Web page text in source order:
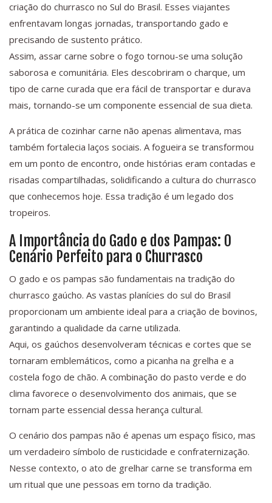
criação do churrasco no Sul do Brasil. Esses viajantes
enfrentavam longas jornadas, transportando gado e
precisando de sustento prático.
Assim, assar carne sobre o fogo tornou-se uma solução
saborosa e comunitária. Eles descobriram o charque, um
tipo de carne curada que era fácil de transportar e durava
mais, tornando-se um componente essencial de sua dieta.
A prática de cozinhar carne não apenas alimentava, mas
também fortalecia laços sociais. A fogueira se transformou
em um ponto de encontro, onde histórias eram contadas e
risadas compartilhadas, solidificando a cultura do churrasco
que conhecemos hoje. Essa tradição é um legado dos
tropeiros.
A Importância do Gado e dos Pampas: O
Cenário Perfeito para o Churrasco
O gado e os pampas são fundamentais na tradição do
churrasco gaúcho. As vastas planícies do sul do Brasil
proporcionam um ambiente ideal para a criação de bovinos,
garantindo a qualidade da carne utilizada.
Aqui, os gaúchos desenvolveram técnicas e cortes que se
tornaram emblemáticos, como a picanha na grelha e a
costela fogo de chão. A combinação do pasto verde e do
clima favorece o desenvolvimento dos animais, que se
tornam parte essencial dessa herança cultural.
O cenário dos pampas não é apenas um espaço físico, mas
um verdadeiro símbolo de rusticidade e confraternização.
Nesse contexto, o ato de grelhar carne se transforma em
um ritual que une pessoas em torno da tradição.